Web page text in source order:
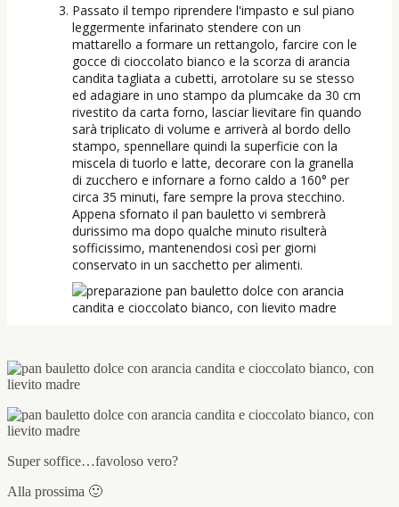
Passato il tempo riprendere l'impasto e sul piano
leggermente infarinato stendere con un
mattarello a formare un rettangolo, farcire con le
gocce di cioccolato bianco e la scorza di arancia
candita tagliata a cubetti, arrotolare su se stesso
ed adagiare in uno stampo da plumcake da 30 cm
rivestito da carta forno, lasciar lievitare fin quando
sarà triplicato di volume e arriverà al bordo dello
stampo, spennellare quindi la superficie con la
miscela di tuorlo e latte, decorare con la granella
di zucchero e infornare a forno caldo a 160° per
circa 35 minuti, fare sempre la prova stecchino.
Appena sfornato il pan bauletto vi sembrerà
durissimo ma dopo qualche minuto risulterà
sofficissimo, mantenendosi così per giorni
conservato in un sacchetto per alimenti.
Super soffice…favoloso vero?
Alla prossima 🙂